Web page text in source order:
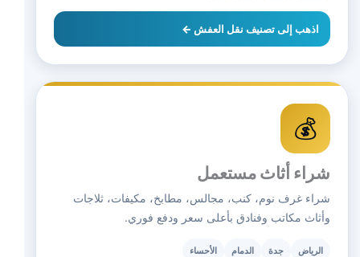
اذهب إلى تصنيف نقل العفش ←
💰
شراء أثاث مستعمل
شراء غرف نوم، كنب، مجالس، مطابخ، مكيفات، ثلاجات
وأثاث مكاتب وفنادق بأعلى سعر ودفع فوري.
الرياض جدة الدمام الأحساء